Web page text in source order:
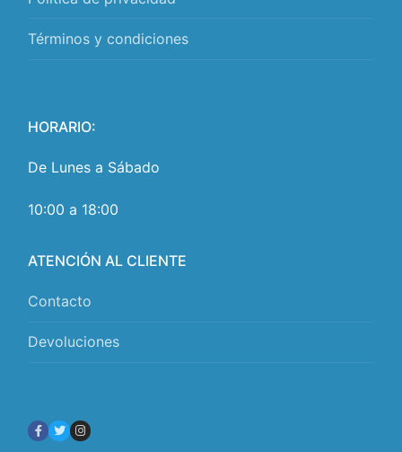
Términos y condiciones
HORARIO:
De Lunes a Sábado
10:00 a 18:00
ATENCIÓN AL CLIENTE
Contacto
Devoluciones